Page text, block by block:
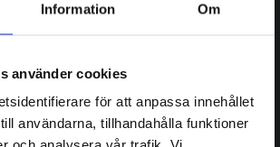
Information Om
använder cookies
för att anpassa innehållet
användarna, tillhandahålla funktioner
särdrag” inom envar av de
i västvärlden –
kanske intressantaste